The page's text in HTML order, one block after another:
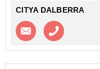
CITYA DALBERRA
Contacter